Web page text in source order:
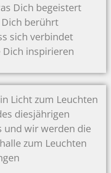
Dich begeistert
berührt
sich verbindet
Dich inspirieren
Licht zum Leuchten
diesjährigen
und wir werden die
zum Leuchten